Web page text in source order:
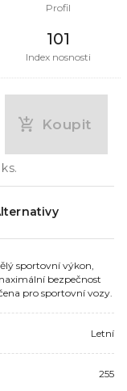
Profil
101
Index nosnosti
Koupit
ks.
sportovní výkon,
bezpečnost
pro sportovní vozy.
Letní
255